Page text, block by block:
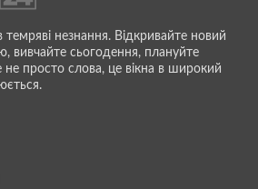
темряві незнання. Відкривайте новий
вивчайте сьогодення, плануйте
просто слова, це вікна в широкий